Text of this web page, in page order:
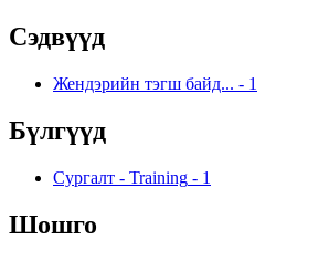
Сэдвүүд
Жендэрийн тэгш байд... - 1
Бүлгүүд
Сургалт - Training - 1
Шошго